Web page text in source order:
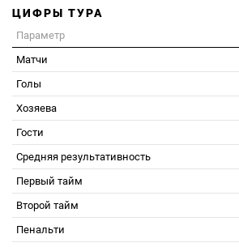
ЦИФРЫ ТУРА
Параметр
Матчи
Голы
Хозяева
Гости
Средняя результативность
Первый тайм
Второй тайм
Пенальти